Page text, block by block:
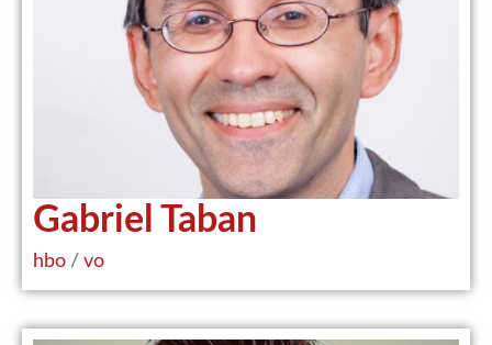
Gabriel Taban
hbo / vo